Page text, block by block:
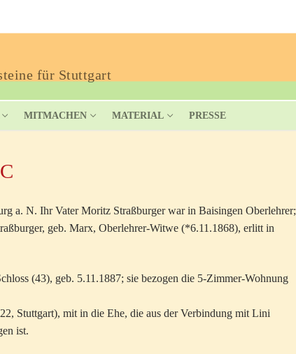
für Stuttgart
MITMACHEN MATERIAL PRESSE
a. N. Ihr Vater Moritz Straßburger war in Baisingen Oberlehrer;
geb. Marx, Oberlehrer-Witwe (*6.11.1868), erlitt in
(43), geb. 5.11.1887; sie bezogen die 5-Zimmer-Wohnung
Stuttgart), mit in die Ehe, die aus der Verbindung mit Lini
ist.